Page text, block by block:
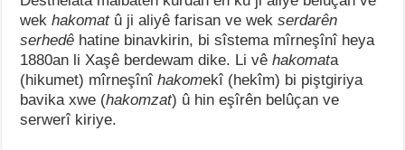
wekhakomatû ji aliyê farisan ve wekserdarên
serhedê hatine binavkirin, bi sîstema mîrneşînî heya
1880an li Xaşê berdewam dike. Li vêhakomata
(hikumet) mîrneşînîhakomekî (hekîm) bi piştgiriya
bavika xwe (hakomzat) û hin eşîrên belûçan ve
serwerî kiriye.